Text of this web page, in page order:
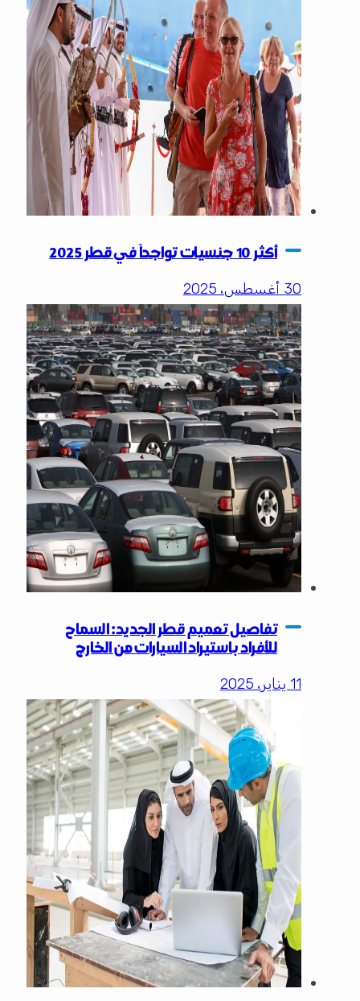
أكثر 10 جنسيات تواجداً في قطر 2025
30 أغسطس، 2025
تفاصيل تعميم قطر الجديد: السماح
للأفراد باستيراد السيارات من الخارج
11 يناير، 2025